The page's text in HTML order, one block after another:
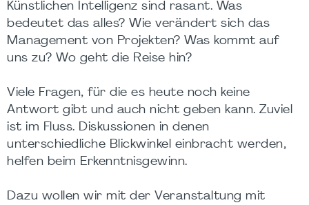
Künstlichen Intelligenz sind rasant. Was
bedeutet das alles? Wie verändert sich das
Management von Projekten? Was kommt auf
uns zu? Wo geht die Reise hin?
Viele Fragen, für die es heute noch keine
Antwort gibt und auch nicht geben kann. Zuviel
ist im Fluss. Diskussionen in denen
unterschiedliche Blickwinkel einbracht werden,
helfen beim Erkenntnisgewinn.
Dazu wollen wir mit der Veranstaltung mit